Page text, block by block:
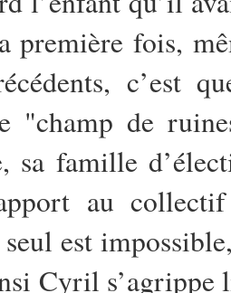
première fois,
c’est
"champ de
sa famille
au
est
Cyril s’agrippe